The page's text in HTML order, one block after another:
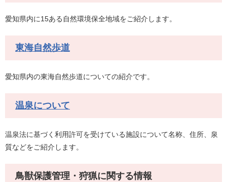
愛知県内に15ある自然環境保全地域をご紹介します。
東海自然歩道
愛知県内の東海自然歩道についての紹介です。
温泉について
温泉法に基づく利用許可を受けている施設について名称、住所、泉
質などをご紹介します。
鳥獣保護管理・狩猟に関する情報